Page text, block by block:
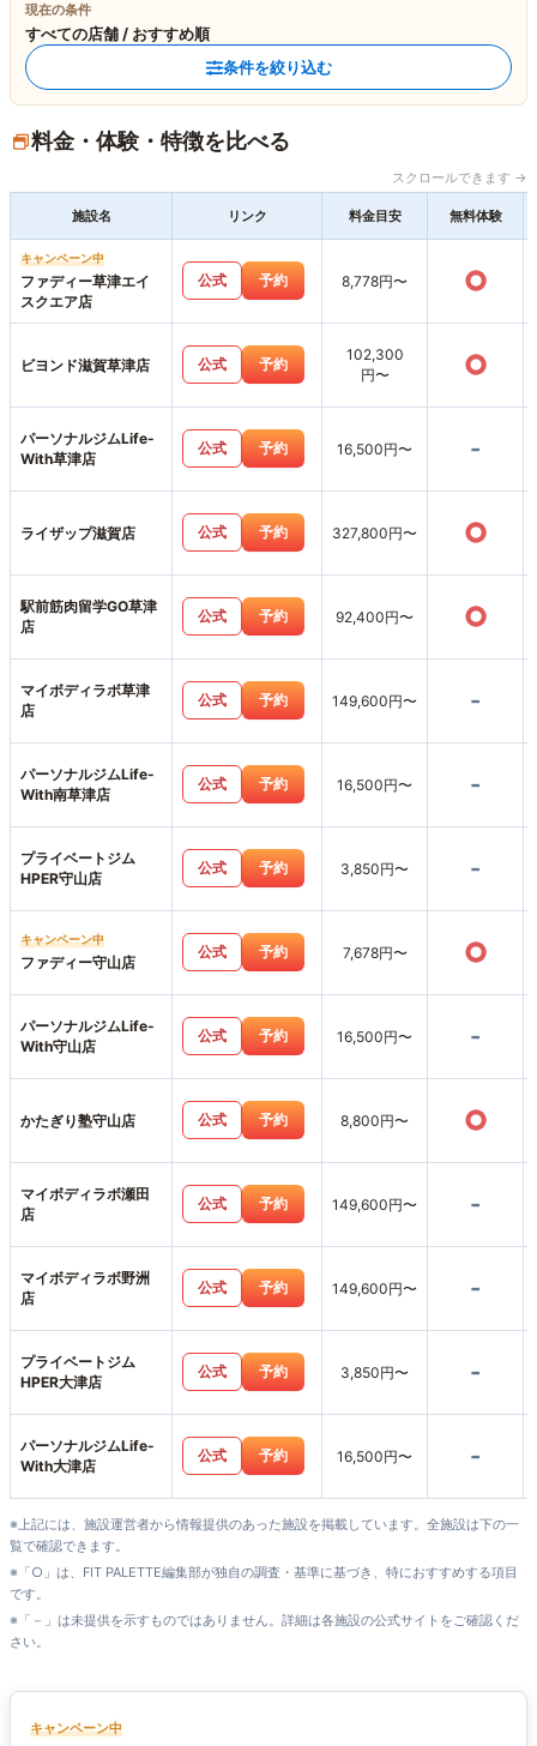
現在の条件
すべての店舗 / おすすめ順
条件を絞り込む
料金・体験・特徴を比べる
スクロールできます →
施設名 リンク 料金目安 無料体験
キャンペーン中
ファディー草津エイ
スクエア店
公式 予約 8,778円〜 ○
ビヨンド滋賀草津店 公式 予約
102,300
円〜
○
パーソナルジムLife-
With草津店
公式 予約 16,500円〜 -
ライザップ滋賀店 公式 予約 327,800円〜 ○
駅前筋肉留学GO草津
店
公式 予約 92,400円〜 ○
マイボディラボ草津
店
公式 予約 149,600円〜 -
パーソナルジムLife-
With南草津店
公式 予約 16,500円〜 -
プライベートジム
HPER守山店
公式 予約 3,850円〜 -
キャンペーン中
ファディー守山店
公式 予約 7,678円〜 ○
パーソナルジムLife-
With守山店
公式 予約 16,500円〜 -
かたぎり塾守山店 公式 予約 8,800円〜 ○
マイボディラボ瀬田
店
公式 予約 149,600円〜 -
マイボディラボ野洲
店
公式 予約 149,600円〜 -
プライベートジム
HPER大津店
公式 予約 3,850円〜 -
パーソナルジムLife-
With大津店
公式 予約 16,500円〜 -
※上記には、施設運営者から情報提供のあった施設を掲載しています。全施設は下の一
覧で確認できます。
※「○」は、FIT PALETTE編集部が独自の調査・基準に基づき、特におすすめする項目
です。
※「－」は未提供を示すものではありません。詳細は各施設の公式サイトをご確認くだ
さい。
キャンペーン中